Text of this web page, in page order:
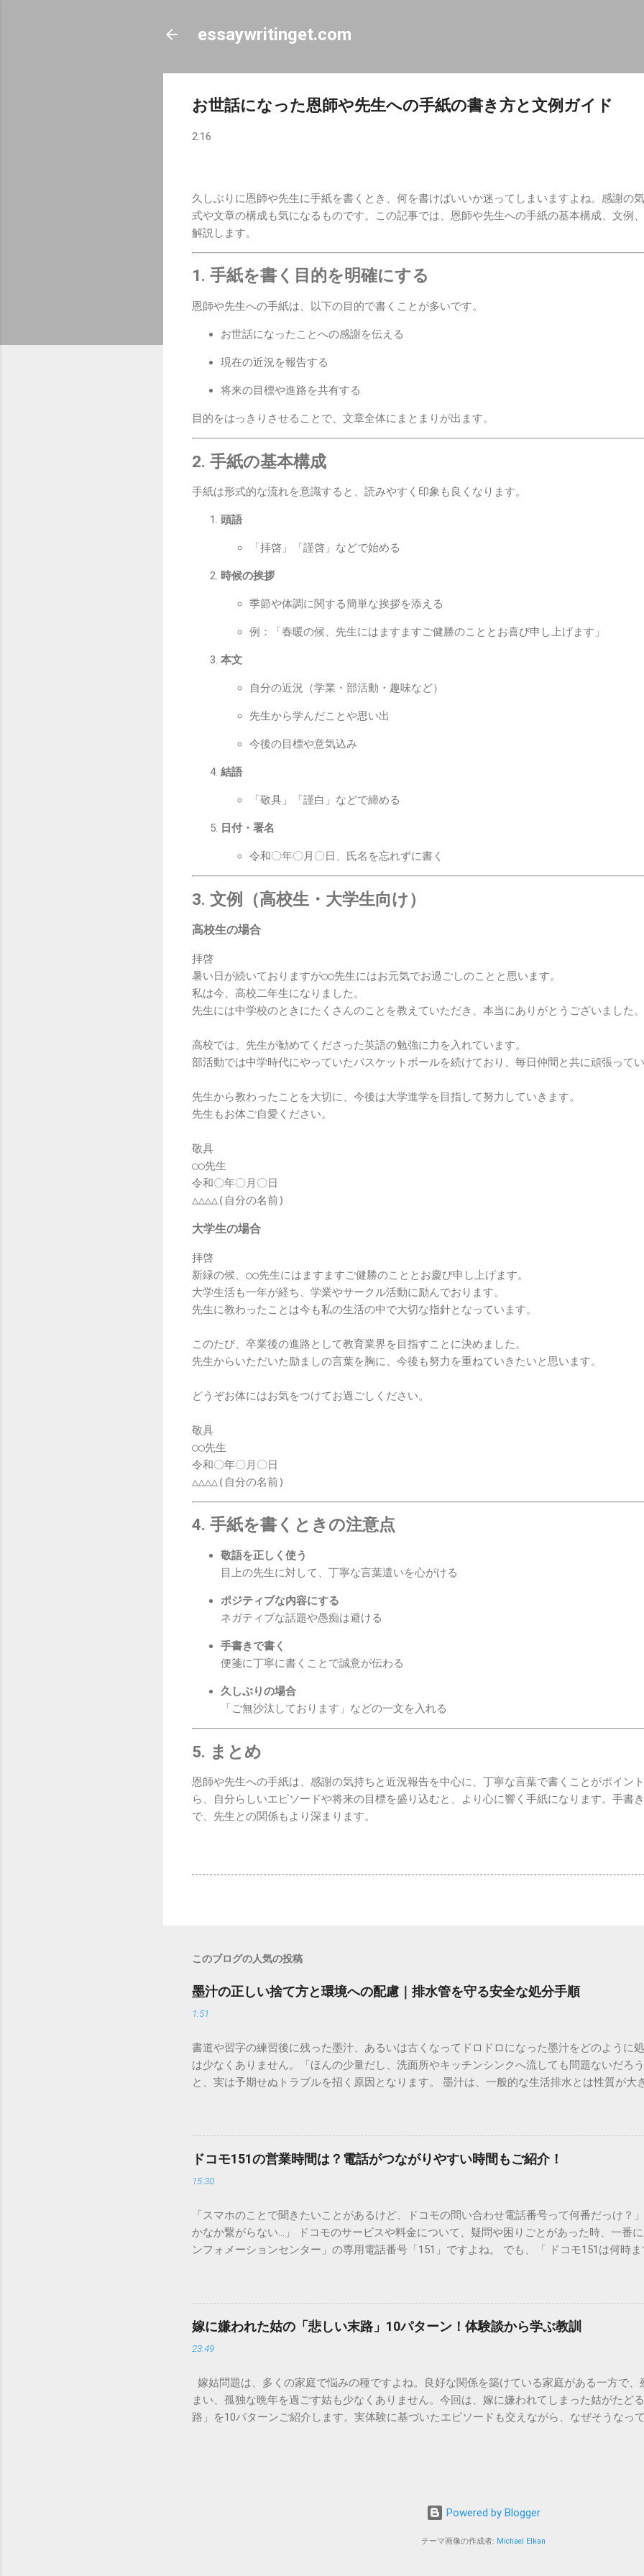
essaywritinget.com
お世話になった恩師や先生への手紙の書き方と文例ガイド
2:16
久しぶりに恩師や先生に手紙を書くとき、何を書けばいいか迷ってしまいますよね。感謝の
式や文章の構成も気になるものです。この記事では、恩師や先生への手紙の基本構成、文例
解説します。
1. 手紙を書く目的を明確にする
恩師や先生への手紙は、以下の目的で書くことが多いです。
お世話になったことへの感謝を伝える
現在の近況を報告する
将来の目標や進路を共有する
目的をはっきりさせることで、文章全体にまとまりが出ます。
2. 手紙の基本構成
手紙は形式的な流れを意識すると、読みやすく印象も良くなります。
頭語
「拝啓」「謹啓」などで始める
時候の挨拶
季節や体調に関する簡単な挨拶を添える
例：「春暖の候、先生にはますますご健勝のこととお喜び申し上げます」
本文
自分の近況（学業・部活動・趣味など）
先生から学んだことや思い出
今後の目標や意気込み
結語
「敬具」「謹白」などで締める
日付・署名
令和〇年〇月〇日、氏名を忘れずに書く
3. 文例（高校生・大学生向け）
高校生の場合
拝啓
暑い日が続いておりますが○○先生にはお元気でお過ごしのことと思います。
私は今、高校二年生になりました。
先生には中学校のときにたくさんのことを教えていただき、本当にありがとうございました。
高校では、先生が勧めてくださった英語の勉強に力を入れています。
部活動では中学時代にやっていたバスケットボールを続けており、毎日仲間と共に頑張ってい
先生から教わったことを大切に、今後は大学進学を目指して努力していきます。
先生もお体ご自愛ください。
敬具
○○先生
令和〇年〇月〇日
大学生の場合
拝啓
新緑の候、○○先生にはますますご健勝のこととお慶び申し上げます。
大学生活も一年が経ち、学業やサークル活動に励んでおります。
先生に教わったことは今も私の生活の中で大切な指針となっています。
このたび、卒業後の進路として教育業界を目指すことに決めました。
先生からいただいた励ましの言葉を胸に、今後も努力を重ねていきたいと思います。
どうぞお体にはお気をつけてお過ごしください。
敬具
○○先生
令和〇年〇月〇日
4. 手紙を書くときの注意点
敬語を正しく使う
目上の先生に対して、丁寧な言葉遣いを心がける
ポジティブな内容にする
ネガティブな話題や愚痴は避ける
手書きで書く
便箋に丁寧に書くことで誠意が伝わる
久しぶりの場合
「ご無沙汰しております」などの一文を入れる
5. まとめ
恩師や先生への手紙は、感謝の気持ちと近況報告を中心に、丁寧な言葉で書くことがポイン
ら、自分らしいエピソードや将来の目標を盛り込むと、より心に響く手紙になります。手書
で、先生との関係もより深まります。
このブログの人気の投稿
墨汁の正しい捨て方と環境への配慮｜排水管を守る安全な処分手順
1:51
書道や習字の練習後に残った墨汁、あるいは古くなってドロドロになった墨汁をどのように
は少なくありません。「ほんの少量だし、洗面所やキッチンシンクへ流しても問題ないだろ
と、実は予期せぬトラブルを招く原因となります。 墨汁は、一般的な生活排水とは性質が大
は、墨汁を安全かつ環境に優しい方法で処分するための手順と、容器を適切に分別する方法
「排水口に流してはいけない」3つの理由 墨汁の主成分は「煤（すす）」と「膠（にかわ）
非常に微細かつ独特の粘性を持っているため、下水処理や配管維持の観点から以下の問題が
刻な負荷 墨汁に含まれる煤の粒子は極めて微細です。現代の排水処理施設であっても、これ
除去することは容易ではありません。大量に流し続けると河川や海まで到達し、水質の濁り
質があります。排水管内で墨汁が冷えて付着すると、管の通り道を狭め、深刻な詰まりを引
経過した住宅では配管トラブルが起きやすく、修理費用が高額になるケースも珍しくありま
の沈着 陶器やホーロー製のシンクに墨汁が付着すると、細かい粒子が素材の隙間に入り込み
原因となります。 環境を守る！家庭でできる正しい墨汁の捨て方 家庭で墨汁を処分する際は
ことが絶対ルールです。以下のいずれかの方法で「固形物」として処分してください。 手順
「可燃ごみ」へ 最も手軽で確実な方法は、液体を布や紙に吸わせて固形物に変えることです
ドコモ151の営業時間は？電話がつながりやすい時間もご紹介！
15:30
「スマホのことで聞きたいことがあるけど、ドコモの問い合わせ電話番号って何番だっけ？
かなか繋がらない…」 ドコモのサービスや料金について、疑問や困りごとがあった時、一番
ンフォメーションセンター」の専用電話番号「151」ですよね。 でも、「 ドコモ151は何時ま
では、ドコモ151の営業時間や、電話が繋がりやすい時間帯、さらには電話がつながらない
説します。 1. ドコモ151の営業時間は午前9時～午後8時 結論から言うと、ドコモのインフォ
の受付時間は、 午前9時から午後8時まで です。 年中無休で、土日祝日も営業しています。「
る際、まず「夜8時まで」と覚えておけば、仕事帰りでも少し余裕を持って連絡することがで
れば、ドコモの携帯電話から151にダイヤルすることで、無料でオペレーターに相談すること
151（無料） 一般電話・他社携帯から： 0120-800-000（無料） どちらの番号も、 151 営業
後8時」の受付となっています。 2. 【詳細解説】151は何時から何時まで？混雑を避けるコツ
151は何時から 」「 151は何時まで 」といった検索意図に沿って、具体的なスケジュール感
朝の早い段階で手続きを済ませたい方は多いですが、実は「 151 営業時間 」の開始直後で
嫁に嫌われた姑の「悲しい末路」10パターン！体験談から学ぶ教訓
23:49
嫁姑問題は、多くの家庭で悩みの種ですよね。良好な関係を築けている家庭がある一方で、
まい、孤独な晩年を過ごす姑も少なくありません。今回は、嫁に嫌われてしまった姑がたど
路」を10パターンご紹介します。実体験に基づいたエピソードも交えながら、なぜそうなっ
かれるのが、同居の破綻です。最初は良かれと思って始めた同居も、嫁との関係が悪化する
りしているうちに、嫁が完全に心を閉ざしてしまいました。ある日、息子から『母さんとは
結局一人暮らしに戻ることに。寂しい毎日です…」（70代・女性） 2. 孫との交流が激減、ま
の。しかし、嫁に嫌われてしまうと、その可愛い孫になかなか会えなくなることがあります
Powered by Blogger
テーマ画像の作成者: Michael Elkan